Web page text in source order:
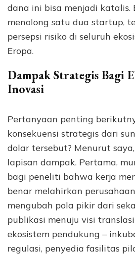
dana ini bisa menjadi katalis.
menolong satu dua startup,
persepsi risiko di seluruh
Eropa.
Dampak Strategis Bagi
Inovasi
Pertanyaan penting
konsekuensi strategis dari
dolar tersebut? Menurut
lapisan dampak. Pertama,
bagi peneliti bahwa kerja
benar melahirkan
mengubah pola pikir dari
publikasi menuju visi
ekosistem pendukung –
regulasi, penyedia fasilitas